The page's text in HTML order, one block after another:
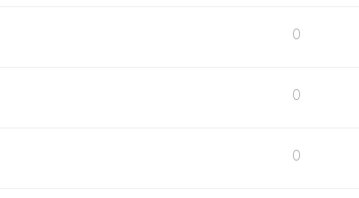
0
0
0